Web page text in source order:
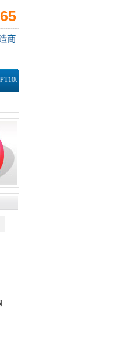
温度传感器，热电偶探头，高温湿